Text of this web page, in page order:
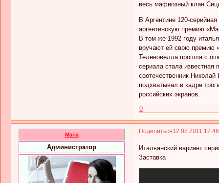
весь мафиозный клан
В Аргентине 120-
аргентинскую премию
В том же 1992 году
вручают ей свою премию
Теленовелла прошла с
сериала стала
соотечественник
подхватывал в кадре
российских экранов.
0
Поделиться12.08.2011
Maria
Администратор
Итальянский вариант
Заставка